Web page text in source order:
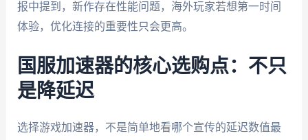
报中提到，新作存在性能问题，海外玩家若想第一时间
体验，优化连接的重要性只会更高。
国服加速器的核心选购点：不只
是降延迟
选择游戏加速器，不是简单地看哪个宣传的延迟数值最